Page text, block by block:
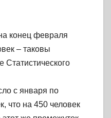
конец февраля
– таковы
с января по
что на 450 человек